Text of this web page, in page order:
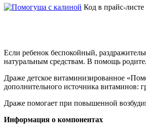
Код в прайс-
Если ребенок беспокойный,
натуральным средствам. В помощь
Драже детское витаминизированное
дополнительного источника
Драже помогает при повышенной
Информация о компонентах